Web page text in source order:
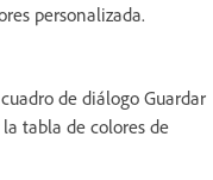
personalizada.
de diálogo Guardar
tabla de colores de